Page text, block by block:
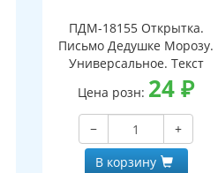
ПДМ-18155 Открытка.
Письмо Дедушке Морозу.
Универсальное. Текст
Цена розн: 24₽
−
+
В корзину